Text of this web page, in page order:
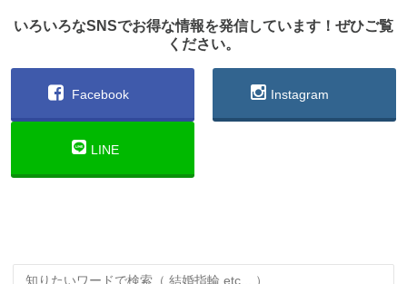
いろいろなSNSでお得な情報を発信しています！ぜひご覧
ください。
Facebook Instagram
LINE